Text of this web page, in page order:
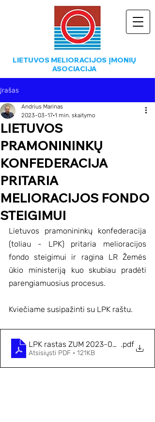
LIETUVOS MELIORACIJOS ĮMONIŲ
ASOCIACIJA
Įrašas
LIETUVOS
PRAMONININKŲ
KONFEDERACIJA
PRITARIA
MELIORACIJOS FONDO
STEIGIMUI
Andrius Marinas
2023-03-17 1 min. skaitymo
Lietuvos pramonininkų konfederacija
(toliau - LPK) pritaria melioracijos
fondo steigimui ir ragina LR Žemės
ūkio ministeriją kuo skubiau pradėti
parengiamuosius procesus.
Kviečiame susipažinti su LPK raštu.
LPK rastas ZUM 2023-03-15 S.58-1
.pdf
Atsisiųsti PDF • 121KB